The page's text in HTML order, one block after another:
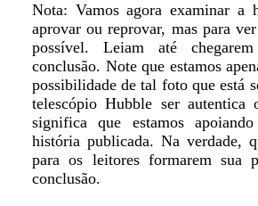
Nota: Vamos agora examinar a
aprovar ou reprovar, mas para
possível. Leiam até
conclusão. Note que estamos
possibilidade de tal foto que está
telescópio Hubble ser autentica
significa que estamos
história publicada. Na verdade,
para os leitores formarem sua
conclusão.